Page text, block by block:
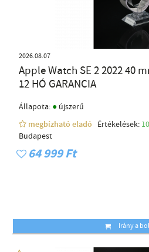
2026.08.07
Apple Watch SE 2 2022 40
12 HÓ GARANCIA
Állapota: ● újszerű
megbízható eladó
Értékelések:
Budapest
64 999 Ft
Irány a